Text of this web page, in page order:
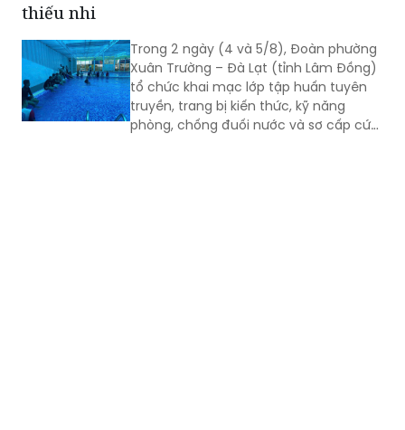
thiếu nhi
Trong 2 ngày (4 và 5/8), Đoàn phường
Xuân Trường – Đà Lạt (tỉnh Lâm Đồng)
tổ chức khai mạc lớp tập huấn tuyên
truyền, trang bị kiến thức, kỹ năng
phòng, chống đuối nước và sơ cấp cứu